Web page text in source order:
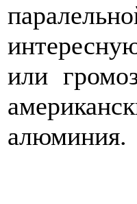
или
алюминия.